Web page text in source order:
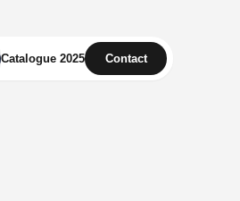
Catalogue 2025 Contact